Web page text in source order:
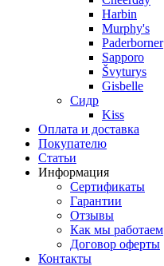
Harbin
Murphy's
Paderborner
Sapporo
Švyturys
Gisbelle
Сидр
Kiss
Оплата и доставка
Покупателю
Статьи
Информация
Сертификаты
Гарантии
Отзывы
Как мы работаем
Договор оферты
Контакты